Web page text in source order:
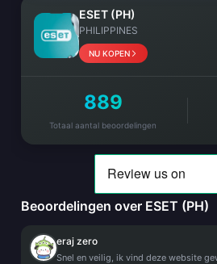
ESET (PH)
PHILIPPINES
NU KOPEN
889
Totaal aantal beoordelingen
Beoordelingen over ESET (PH)
eraj zero
Snel en veilig, ik vind deze website